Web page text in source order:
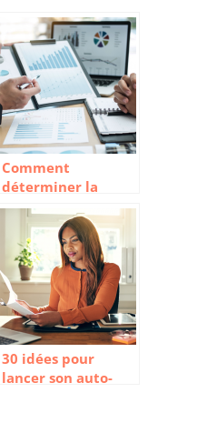
Comment
déterminer la
valeur d’une
entreprise ?
30 idées pour
lancer son auto-